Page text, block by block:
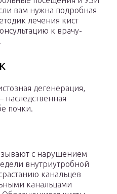
вам нужна подробная
лечения кист
к врачу-
дегенерация,
наследственная
почки.
с нарушением
внутриутробной
канальцев
канальцами